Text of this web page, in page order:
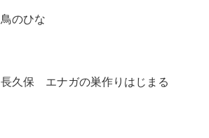
鳥のひな
長久保 エナガの巣作りはじまる